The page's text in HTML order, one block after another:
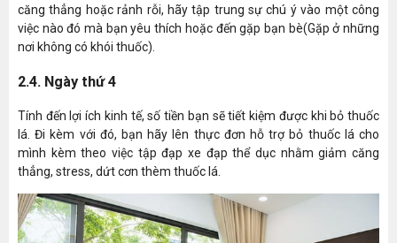
căng thẳng hoặc rảnh rỗi, hãy tập trung sự chú ý vào một công
việc nào đó mà bạn yêu thích hoặc đến gặp bạn bè(Gặp ở những
nơi không có khói thuốc).
2.4. Ngày thứ 4
Tính đến lợi ích kinh tế, số tiền bạn sẽ tiết kiệm được khi bỏ thuốc
lá. Đi kèm với đó, bạn hãy lên thực đơn hỗ trợ bỏ thuốc lá cho
mình kèm theo việc tập đạp xe đạp thể dục nhằm giảm căng
thẳng, stress, dứt cơn thèm thuốc lá.